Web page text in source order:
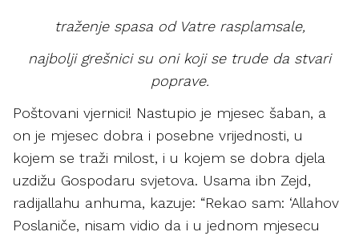
traženje spasa od Vatre rasplamsale,
najbolji grešnici su oni koji se trude da stvari
poprave.
Poštovani vjernici! Nastupio je mjesec šaban, a
on je mjesec dobra i posebne vrijednosti, u
kojem se traži milost, i u kojem se dobra djela
uzdižu Gospodaru svjetova. Usama ibn Zejd,
radijallahu anhuma, kazuje: “Rekao sam: ‘Allahov
Poslaniče, nisam vidio da i u jednom mjesecu